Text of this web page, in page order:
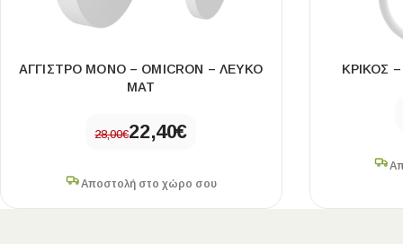
ΑΓΓΙΣΤΡΟ ΜΟΝΟ – OMICRON – ΛΕΥΚΟ
ΜΑΤ
28,00€22,40€
Αποστολή στο χώρο σου
ΚΡΙΚΟΣ